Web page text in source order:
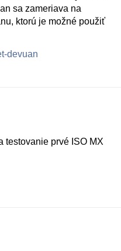
sa zameriava na
ktorú je možné použiť
devuan
testovanie prvé ISO MX